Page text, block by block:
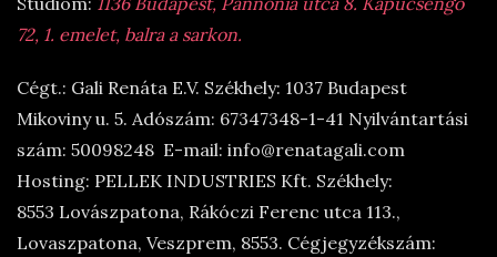
72, 1. emelet, balra a sarkon.
Cégt.: Gali Renáta E.V. Székhely: 1037 Budapest
Mikoviny u. 5. Adószám: 67347348-1-41 Nyilvántartási
szám: 50098248 E-mail: info@renatagali.com
Hosting: PELLEK INDUSTRIES Kft. Székhely:
8553 Lovászpatona, Rákóczi Ferenc utca 113.,
Lovaszpatona, Veszprem, 8553. Cégjegyzékszám: